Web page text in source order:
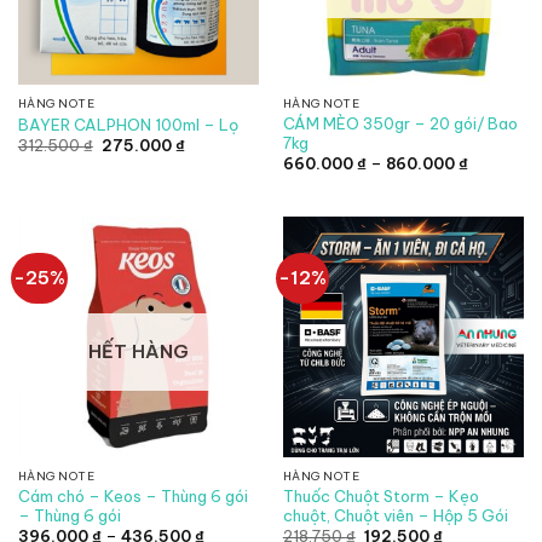
HÀNG NOTE
BAYER CALPHON 100ml – Lọ
312.500₫ Giá
275.000₫Giá
HÀNG NOTE
CÁM MÈO 350gr – 20 gói/ Bao
7kg
660.000₫ – 860.000₫Khoảng
đến
860.000
-25%
HẾT HÀNG
HÀNG NOTE
Cám chó – Keos – Thùng 6 gói
– Thùng 6 gói
396.000₫ – 436.500₫Khoảng
-12%
HÀNG NOTE
Thuốc Chuột Storm – Kẹo
chuột, Chuột viên – Hộp 5 Gói
218.750₫ Giá
192.500₫Giá